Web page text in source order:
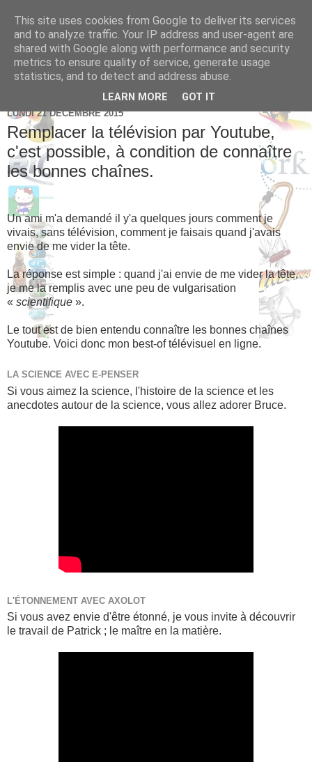
Brice Cornet: serial
entrepreneur hédoniste
LUNDI 21 DÉCEMBRE 2015
Remplacer la télévision par Youtube,
c'est possible, à condition de connaître
les bonnes chaînes.
Un ami m'a demandé il y'a quelques jours comment je
vivais, sans télévision, comment je faisais quand j'avais
envie de me vider la tête.
La réponse est simple : quand j'ai envie de me vider la tête,
je me la remplis avec une peu de vulgarisation
« scientifique ».
Le tout est de bien entendu connaître les bonnes chaînes
Youtube. Voici donc mon best-of télévisuel en ligne.
LA SCIENCE AVEC E-PENSER
Si vous aimez la science, l'histoire de la science et les
anecdotes autour de la science, vous allez adorer Bruce.
L'ÉTONNEMENT AVEC AXOLOT
Si vous avez envie d'être étonné, je vous invite à découvrir
le travail de Patrick ; le maître en la matière.
This site uses cookies from Google to deliver its services
and to analyze traffic. Your IP address and user-agent are
shared with Google along with performance and security
metrics to ensure quality of service, generate usage
statistics, and to detect and address abuse.
LEARN MORE GOT IT